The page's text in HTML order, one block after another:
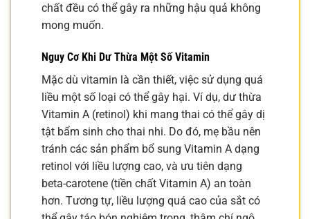
chất đều có thể gây ra những hậu quả không
mong muốn.
Nguy Cơ Khi Dư Thừa Một Số Vitamin
Mặc dù vitamin là cần thiết, việc sử dụng quá
liều một số loại có thể gây hại. Ví dụ, dư thừa
Vitamin A (retinol) khi mang thai có thể gây dị
tật bẩm sinh cho thai nhi. Do đó, mẹ bầu nên
tránh các sản phẩm bổ sung Vitamin A dạng
retinol với liều lượng cao, và ưu tiên dạng
beta-carotene (tiền chất Vitamin A) an toàn
hơn. Tương tự, liều lượng quá cao của sắt có